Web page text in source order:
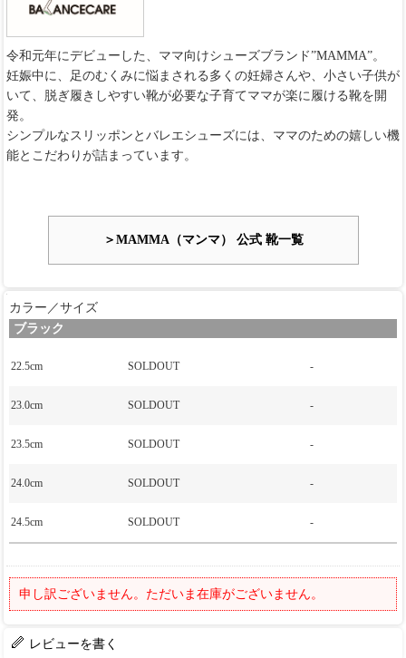
令和元年にデビューした、ママ向けシューズブランド”MAMMA”。
妊娠中に、足のむくみに悩まされる多くの妊婦さんや、小さい子供が
いて、脱ぎ履きしやすい靴が必要な子育てママが楽に履ける靴を開
発。
シンプルなスリッポンとバレエシューズには、ママのための嬉しい機
能とこだわりが詰まっています。
＞MAMMA（マンマ） 公式 靴一覧
カラー／サイズ
ブラック
22.5cm SOLDOUT -
23.0cm SOLDOUT -
23.5cm SOLDOUT -
24.0cm SOLDOUT -
24.5cm SOLDOUT -
申し訳ございません。ただいま在庫がございません。
レビューを書く